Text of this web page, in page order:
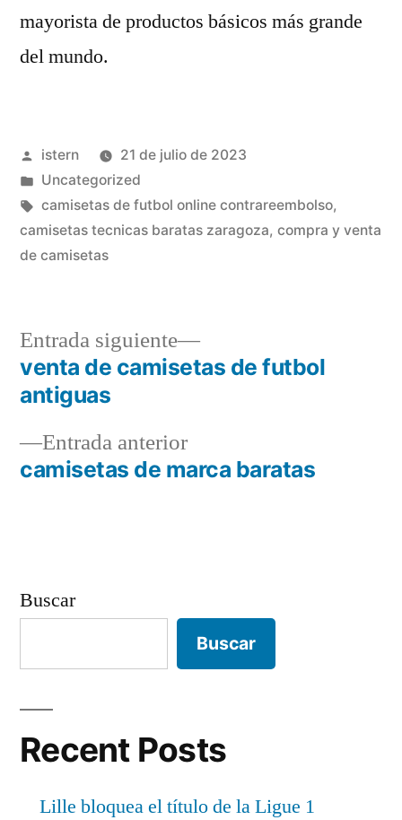
mayorista de productos básicos más grande
del mundo.
Publicado
por
istern
21 de julio de 2023
Publicado
en
Uncategorized
Etiquetas:
camisetas de futbol online contrareembolso,
camisetas tecnicas baratas zaragoza, compra y venta
de camisetas
Navegación
entradas
Entrada anteriorEntrada
anterior:
camisetas de marca baratas
Entrada siguiente
Entrada
siguiente:
venta de camisetas de futbol
antiguas
Buscar
Buscar
Recent Posts
Lille bloquea el título de la Ligue 1